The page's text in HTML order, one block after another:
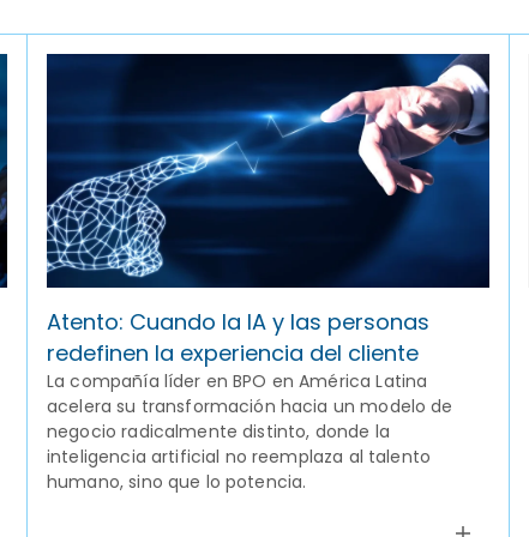
Atento: Cuando la IA y las personas
redefinen la experiencia del cliente
La compañía líder en BPO en América Latina
acelera su transformación hacia un modelo de
negocio radicalmente distinto, donde la
inteligencia artificial no reemplaza al talento
humano, sino que lo potencia.